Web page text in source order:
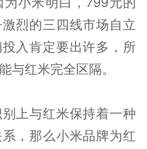
烈的三四线市场自立
入肯定要出许多，所
与红米完全区隔。
上与红米保持着一种
，那么小米品牌为红